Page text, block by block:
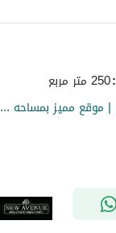
:250 متر مربع
تاون هاوس جاهز للاستلام | ٤ غرف نوم | موقع مميز بمساحه ارض واسعه وسعر مميز فى كومبوند patio prime